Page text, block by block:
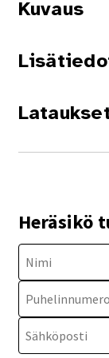
Kuvaus
Heräsikö